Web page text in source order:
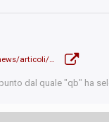
www.rainews.it/dl/rainews/articoli/Powell-la-ripresa-negli-Usa-potrebbe-arrivare-alla-fine-del-2021-fd6dad26-5de8-4ec5-abc9-dd05ce6bcf83.html
dal quale "qb" ha